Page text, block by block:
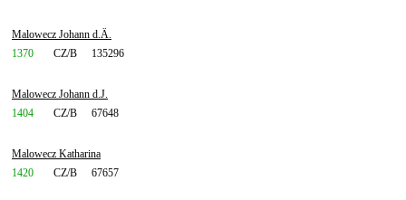
Malowecz Johann d.Ä.
1370
CZ/B 135296
Malowecz Johann d.J.
1404
CZ/B 67648
Malowecz Katharina
1420
CZ/B 67657